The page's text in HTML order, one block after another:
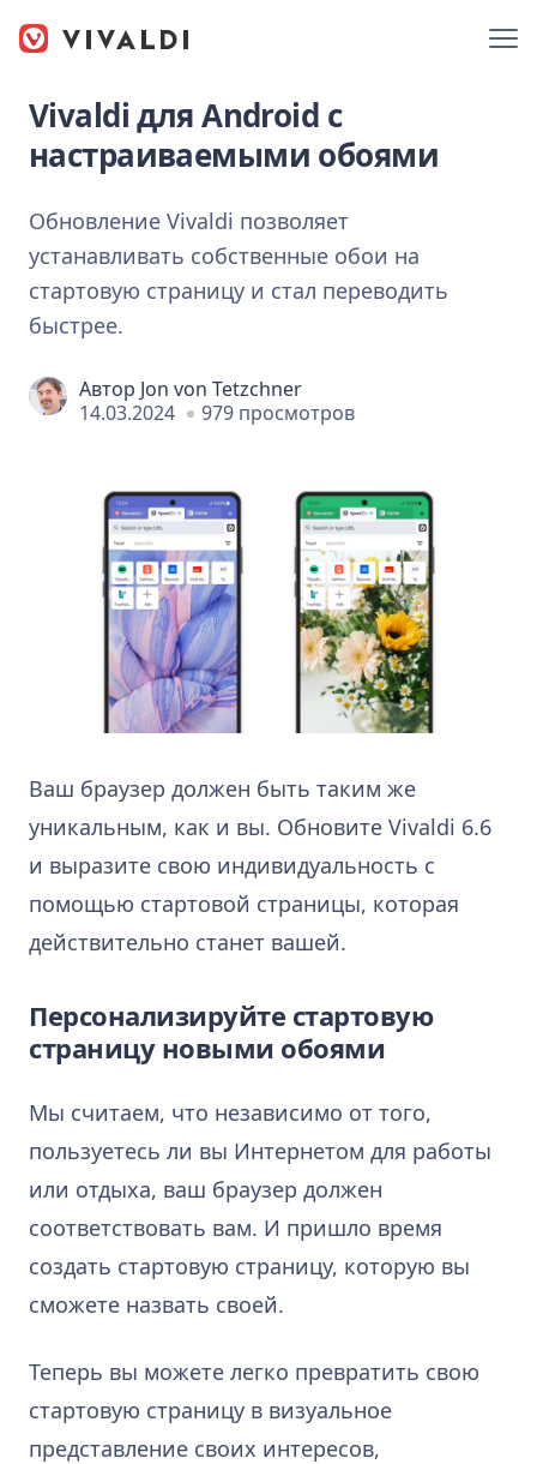
Vivaldi для Android с
настраиваемыми обоями
Обновление Vivaldi позволяет
устанавливать собственные обои на
стартовую страницу и стал переводить
быстрее.
Автор Jon von Tetzchner
14.03.2024
979 просмотров
Ваш браузер должен быть таким же
уникальным, как и вы. Обновите Vivaldi 6.6
и выразите свою индивидуальность с
помощью стартовой страницы, которая
действительно станет вашей.
Персонализируйте стартовую
страницу новыми обоями
Мы считаем, что независимо от того,
пользуетесь ли вы Интернетом для работы
или отдыха, ваш браузер должен
соответствовать вам. И пришло время
создать стартовую страницу, которую вы
сможете назвать своей.
Теперь вы можете легко превратить свою
стартовую страницу в визуальное
представление своих интересов,